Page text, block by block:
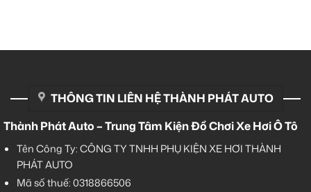
THÔNG TIN LIÊN HỆ THÀNH PHÁT AUTO
Thành Phát Auto – Trung Tâm Kiện Đồ Chơi Xe Hơi Ô Tô
Tên Công Ty: CÔNG TY TNHH PHỤ KIỆN XE HƠI THÀNH
PHÁT AUTO
Mã số thuế: 0318866506